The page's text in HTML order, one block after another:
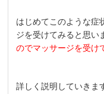
はじめてこのような症
ジを受けてみると思い
のでマッサージを受け
詳しく説明していきま